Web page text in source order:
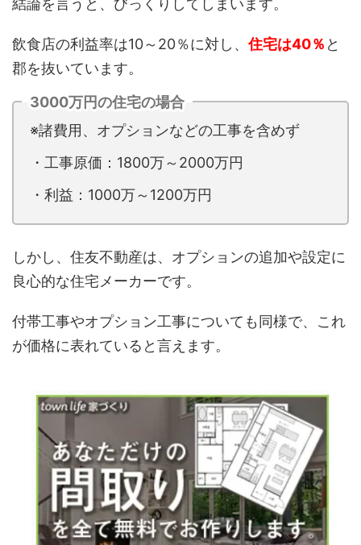
結論を言うと、びっくりしてしまいます。
飲食店の利益率は10～20％に対し、住宅は40％ と
郡を抜いています。
3000万円の住宅の場合
※諸費用、オプションなどの工事を含めず
・工事原価：1800万～2000万円
・利益：1000万～1200万円
しかし、住友不動産は、オプションの追加や設定に
良心的な住宅メーカーです。
付帯工事やオプション工事についても同様で、これ
が価格に表れていると言えます。